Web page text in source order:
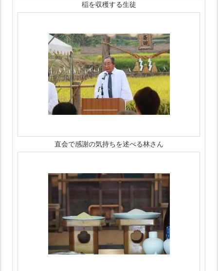
稲を収穫する生徒
直会で感謝の気持ちを述べる林さん